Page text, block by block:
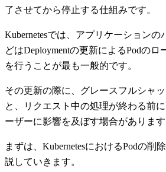
了させてから停止する仕組みです。
Kubernetesでは、アプリケーション
どはDeploymentの更新によるPodのロ
を行うことが最も一般的です。
その更新の際に、グレースフルシャ
と、リクエスト中の処理が終わる前
ーザーに影響を及ぼす場合があります
まずは、KubernetesにおけるPodの削
説していきます。